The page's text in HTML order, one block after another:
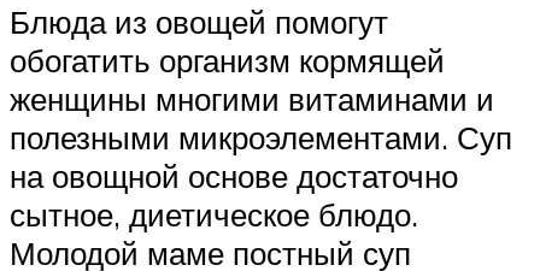
Блюда из овощей помогут
обогатить организм кормящей
женщины многими витаминами и
полезными микроэлементами. Суп
на овощной основе достаточно
сытное, диетическое блюдо.
Молодой маме постный суп